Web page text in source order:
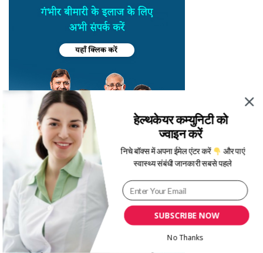
SUBSCRIBE NOW
हेल्थकेयर कम्युनिटी को
ज्वाइन करें
निचे बॉक्स में अपना ईमेल एंटर करें
और पाएं
स्वास्थ्य संबंधी जानकारी सबसे पहले
No Thanks